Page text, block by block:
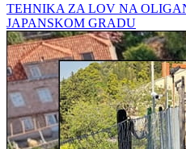
TEHNIKA ZA LOV NA
JAPANSKOM GRADU